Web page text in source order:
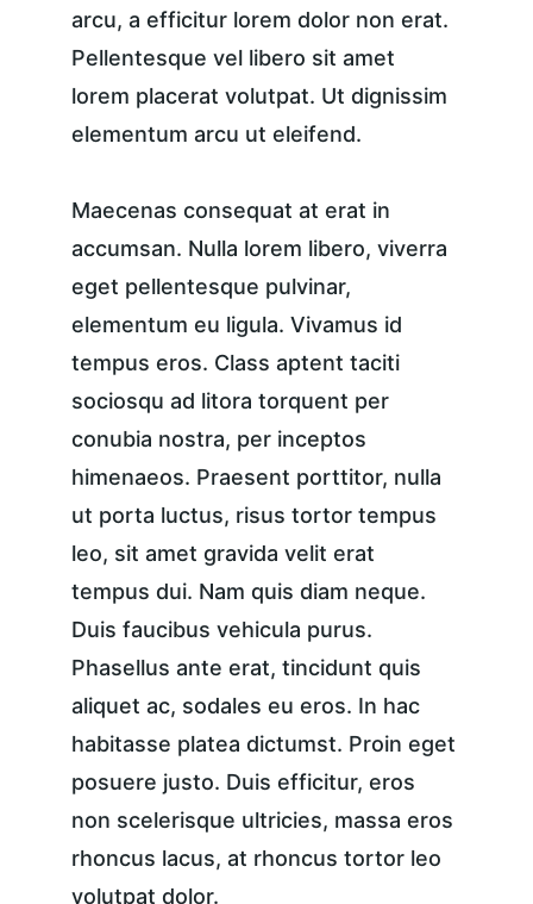
arcu, a efficitur lorem dolor non erat.
Pellentesque vel libero sit amet
lorem placerat volutpat. Ut dignissim
elementum arcu ut eleifend.
Maecenas consequat at erat in
accumsan. Nulla lorem libero, viverra
eget pellentesque pulvinar,
elementum eu ligula. Vivamus id
tempus eros. Class aptent taciti
sociosqu ad litora torquent per
conubia nostra, per inceptos
himenaeos. Praesent porttitor, nulla
ut porta luctus, risus tortor tempus
leo, sit amet gravida velit erat
tempus dui. Nam quis diam neque.
Duis faucibus vehicula purus.
Phasellus ante erat, tincidunt quis
aliquet ac, sodales eu eros. In hac
habitasse platea dictumst. Proin eget
posuere justo. Duis efficitur, eros
non scelerisque ultricies, massa eros
rhoncus lacus, at rhoncus tortor leo
volutpat dolor.